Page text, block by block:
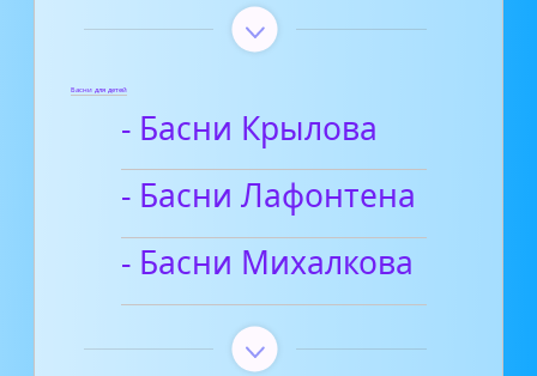
Басни для детей
- Басни Крылова
- Басни Лафонтена
- Басни Михалкова